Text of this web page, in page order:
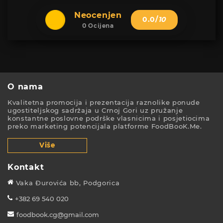
Neocenjen
0 Ocijena
0.0/10
O nama
Kvalitetna promocija i prezentacija raznolike ponude
ugostiteljskog sadržaja u Crnoj Gori uz pružanje
konstantne poslovne podrške vlasnicima i posjetiocima
preko marketing potencijala platforme FoodBooK.Me.
Više
Kontakt
Vaka Đurovića bb, Podgorica
+382 69 540 020
foodbook.cg@gmail.com